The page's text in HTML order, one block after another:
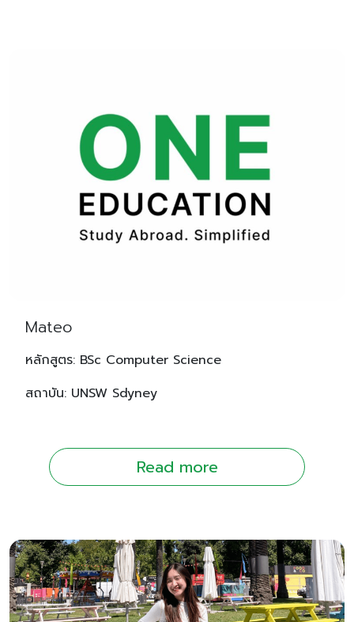
Mateo
หลักสูตร: BSc Computer Science
สถาบัน: UNSW Sdyney
Read more